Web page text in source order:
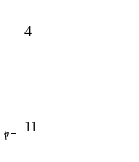
4
ｰ
11